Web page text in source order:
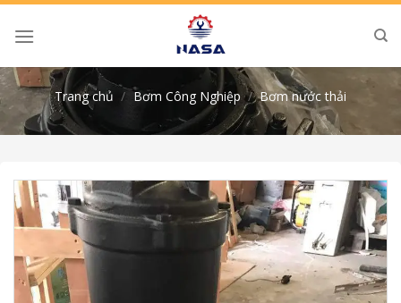
Skip
Trang chủ / Bơm Công Nghiệp / Bơm nước thải